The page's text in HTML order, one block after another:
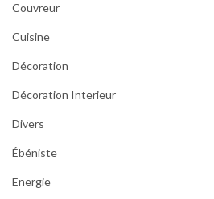
Couvreur
Cuisine
Décoration
Décoration Interieur
Divers
Ébéniste
Energie